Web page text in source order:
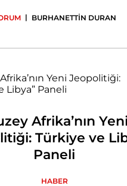
| BURHANETTİN DURAN
Afrika’nın Yeni
Türkiye ve
Paneli
HABER